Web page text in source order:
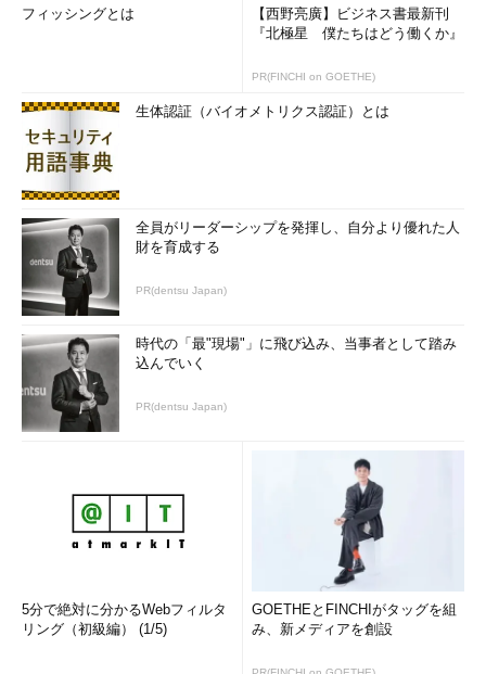
フィッシングとは
【西野亮廣】ビジネス書最新刊
『北極星 僕たちはどう働くか』
PR(FINCHI on GOETHE)
生体認証（バイオメトリクス認証）とは
全員がリーダーシップを発揮し、自分より優れた人
財を育成する
PR(dentsu Japan)
時代の「最"現場"」に飛び込み、当事者として踏み
込んでいく
PR(dentsu Japan)
5分で絶対に分かるWebフィルタ
リング（初級編） (1/5)
GOETHEとFINCHIがタッグを組
み、新メディアを創設